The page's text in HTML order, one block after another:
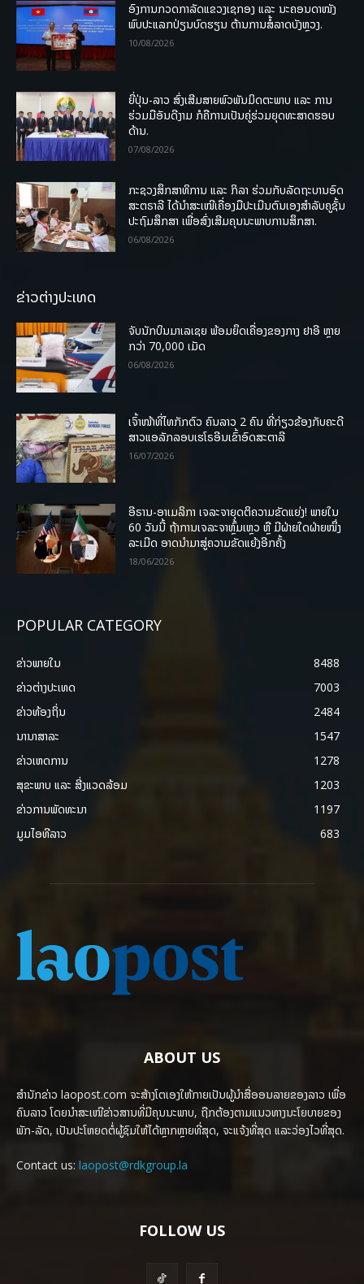
ອົງການກວດກາລັດແຂວງເຊກອງ ແລະ ນະຄອນດາໜັງ
ພົບປະແລກປ່ຽນບົດຮຽນ ຕ້ານການສໍ້ລາດບັງຫຼວງ.
10/08/2026
ຍີ່ປຸ່ນ-ລາວ ສົ່ງເສີມສາຍພົວພັນມິດຕະພາບ ແລະ ການ
ຮ່ວມມືອັນດີງາມ ກໍຄືການເປັນຄູ່ຮ່ວມຍຸດທະສາດຮອບ
ດ້ານ.
07/08/2026
ກະຊວງສຶກສາທິການ ແລະ ກິລາ ຮ່ວມກັບລັດຖະບານອົດ
ສະຕຣາລີ ໄດ້ນຳສະເໜີເຄື່ອງມືປະເມີນຕົນເອງສຳລັບຄູຊັ້ນ
ປະຖົມສຶກສາ ເພື່ອສົ່ງເສີມຄຸນນະພາບການສຶກສາ.
06/08/2026
ຂ່າວຕ່າງປະເທດ
ຈັບນັກບິນມາເລເຊຍ ພ້ອມຍຶດເຄື່ອງຂອງກາງ ຢາອີ ຫຼາຍ
ກວ່າ 70,000 ເມັດ
06/08/2026
ເຈົ້າໜ້າທີ່ໄທກັກຕົວ ຄົນລາວ 2 ຄົນ ທີ່ກ່ຽວຂ້ອງກັບຄະດີ
ສາວແອລັກລອບເຮໂຣອີນເຂົ້າອົດສະຕາລີ
16/07/2026
ອີຣານ-ອາເມລິກາ ເຈລະຈາຍຸດຕິຄວາມຂັດແຍ່ງ! ພາຍໃນ
60 ວັນນີ້ ຖ້າການເຈລະຈາຫຼົ້ມເຫຼວ ຫຼື ມີຝ່າຍໃດຝ່າຍໜຶ່ງ
ລະເມີດ ອາດນໍາມາສູ່ຄວາມຂັດແຍ້ງອີກຄັ້ງ
18/06/2026
POPULAR CATEGORY
ຂ່າວພາຍ​ໃນ
8488
ຂ່າວຕ່າງປະເທດ
7003
ຂ່າວທ້ອງຖິ່ນ
2484
ນານາສາລະ
1547
ຂ່າວເຫດການ
1278
ສຸຂະພາບ ແລະ ສີ່ງແວດລ້ອມ
1203
ຂ່າວການພັດທະນາ
1197
ມູມໄອທີລາວ
683
ABOUT US
ສຳນັກຂ່າວ laopost.com ຈະສ້າງໂຕເອງໃຫ້ກາຍເປັນຜູ້ນຳສື່ອອນລາຍຂອງລາວ ເພື່ອ
ຄົນລາວ ໂດຍນຳສະເໜີຂ່າວສານທີ່ມີຄຸນນະພາບ, ຖືກຕ້ອງຕາມແນວທາງນະໂຍບາຍຂອງ
ພັກ-ລັດ, ເປັນປະໂຫຍດຕໍ່ຜູ້ຊົມໃຫ້ໄດ້ຫຼາກຫຼາຍທີ່ສຸດ, ຈະແຈ້ງທີ່ສຸດ ແລະວ່ອງໄວທີ່ສຸດ.
Contact us: laopost@rdkgroup.la
FOLLOW US